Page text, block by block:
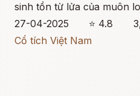
sinh tồn từ lửa của muôn
27-04-2025
⭐ 4.8
Cổ tích Việt Nam